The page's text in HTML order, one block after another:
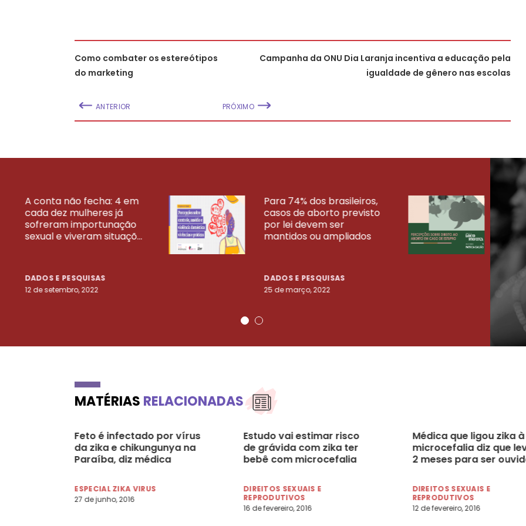
Como combater os estereótipos
do marketing
ANTERIOR
Campanha da ONU Dia Laranja incentiva a educação pela
igualdade de gênero nas escolas
PRÓXIMO
A conta não fecha: 4 em
cada dez mulheres já
sofreram importunação
sexual e viveram situaçõ...
DADOS E PESQUISAS
12 de setembro, 2022
Para 74% dos brasileiros,
casos de aborto previsto
por lei devem ser
mantidos ou ampliados
DADOS E PESQUISAS
25 de março, 2022
23
VEJA MAIS PESQUISAS
MATÉRIAS RELACIONADAS
Feto é infectado por vírus
da zika e chikungunya na
Paraíba, diz médica
ESPECIAL ZIKA VIRUS
27 de junho, 2016
Estudo vai estimar risco
de grávida com zika ter
bebê com microcefalia
DIREITOS SEXUAIS E
REPRODUTIVOS
16 de fevereiro, 2016
Médica que ligou zika à
microcefalia diz que
2 meses para ser
DIREITOS SEXUAIS E
REPRODUTIVOS
12 de fevereiro, 2016